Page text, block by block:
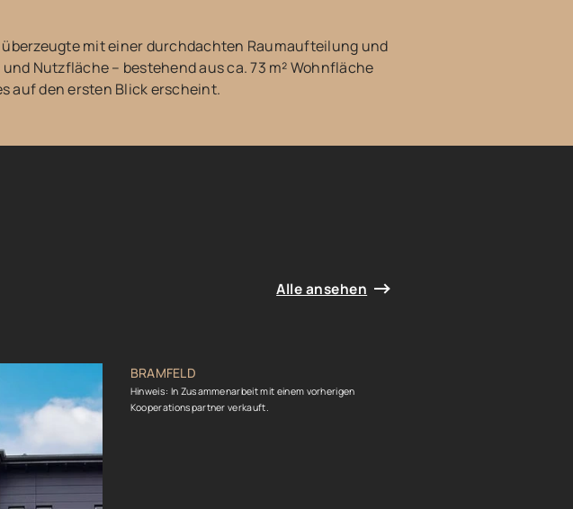
überzeugte mit einer durchdachten Raumaufteilung und
Nutzfläche – bestehend aus ca. 73 m² Wohnfläche
auf den ersten Blick erscheint.
Alle ansehen
BRAMFELD
Hinweis: In Zusammenarbeit mit einem vorherigen
Kooperationspartner verkauft.